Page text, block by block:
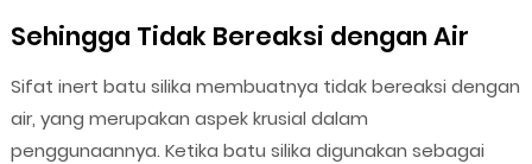
Sehingga Tidak Bereaksi dengan Air
Sifat inert batu silika membuatnya tidak bereaksi dengan
air, yang merupakan aspek krusial dalam
penggunaannya. Ketika batu silika digunakan sebagai